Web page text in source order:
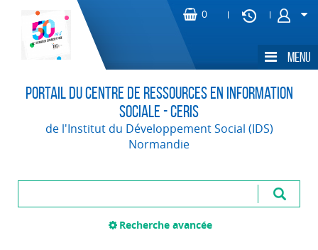
Portail du Centre de Ressources en Information
Sociale - CERIS
de l'Institut du Développement Social (IDS)
Normandie
Recherche avancée